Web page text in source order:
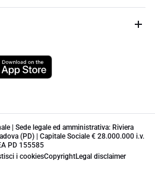
| Sede legale ed amministrativa: Riviera
(PD) | Capitale Sociale € 28.000.000 i.v.
PD 155585
i cookiesCopyrightLegal disclaimer